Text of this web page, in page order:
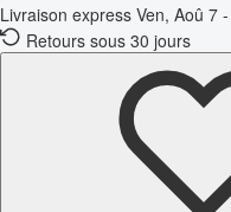
Livraison express Ven, Aoû 7
Retours sous 30 jours